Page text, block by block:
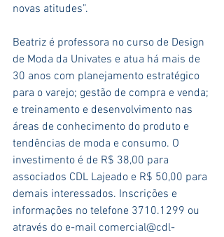
novas atitudes”.
Beatriz é professora no curso de Design
de Moda da Univates e atua há mais de
30 anos com planejamento estratégico
para o varejo; gestão de compra e venda;
e treinamento e desenvolvimento nas
áreas de conhecimento do produto e
tendências de moda e consumo. O
investimento é de R$ 38,00 para
associados CDL Lajeado e R$ 50,00 para
demais interessados. Inscrições e
informações no telefone 3710.1299 ou
através do e-mail comercial@cdl-